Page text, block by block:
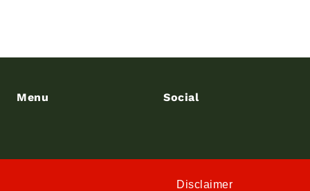
Menu Social
Disclaimer